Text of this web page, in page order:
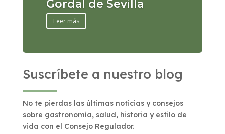
Gordal de Sevilla
Leer más
Suscríbete a nuestro blog
No te pierdas las últimas noticias y consejos
sobre gastronomía, salud, historia y estilo de
vida con el Consejo Regulador.